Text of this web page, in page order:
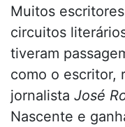
Muitos
circuitos
tiveram
como o escritor,
jornalista José
Nascente e